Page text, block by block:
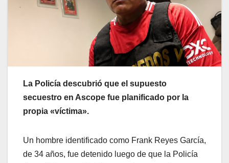
La Policía descubrió que el supuesto
secuestro en Ascope fue planificado por la
propia «víctima».
Un hombre identificado como Frank Reyes García,
de 34 años, fue detenido luego de que la Policía